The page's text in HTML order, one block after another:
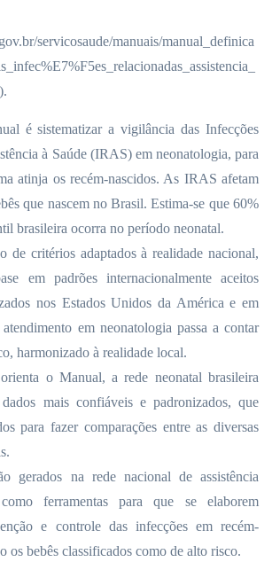
servicosaude/manuais/manual_definica
é sistematizar a vigilância das Infecções
à Saúde (IRAS) em neonatologia, para
atinja os recém-nascidos. As IRAS afetam
que nascem no Brasil. Estima-se que 60%
brasileira ocorra no período neonatal.
de critérios adaptados à realidade nacional,
em padrões internacionalmente aceitos
nos Estados Unidos da América e em
em neonatologia passa a contar
harmonizado à realidade local.
o Manual, a rede neonatal brasileira
mais confiáveis e padronizados, que
para fazer comparações entre as diversas
gerados na rede nacional de assistência
ferramentas para que se elaborem
e controle das infecções em recém-
os bebês classificados como de alto risco.